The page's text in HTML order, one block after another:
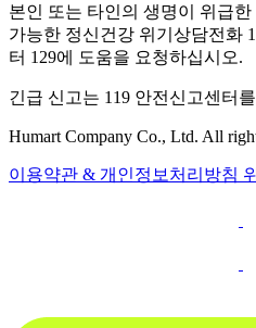
본인 또는 타인의 생명이 위급
가능한 정신건강 위기상담전화
터 129에 도움을 요청하십시오.
긴급 신고는 119 안전신고센터
Humart Company Co., Ltd. All
이용약관 & 개인정보처리방침